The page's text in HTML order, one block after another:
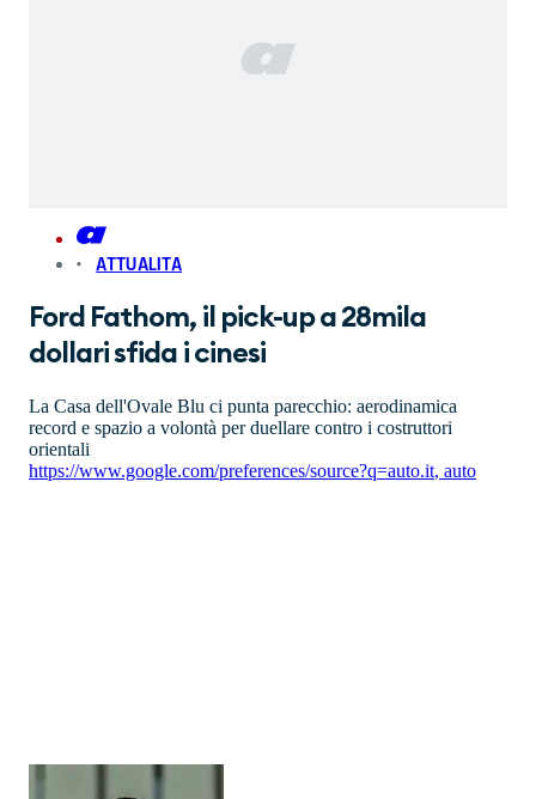
ATTUALITA
Ford Fathom, il pick-up a 28mila
dollari sfida i cinesi
La Casa dell'Ovale Blu ci punta parecchio: aerodinamica
record e spazio a volontà per duellare contro i costruttori
orientali
https://www.google.com/preferences/source?q=auto.it, auto